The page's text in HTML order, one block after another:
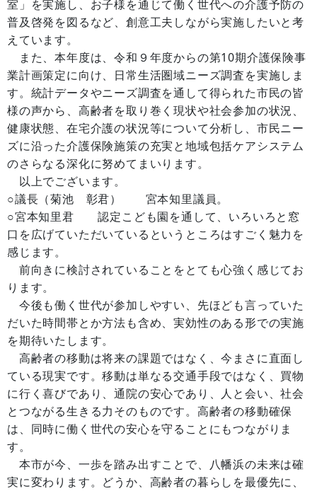
室」を実施し、お子様を通じて働く世代への介護予防の
普及啓発を図るなど、創意工夫しながら実施したいと考
えています。
また、本年度は、令和９年度からの第10期介護保険事
業計画策定に向け、日常生活圏域ニーズ調査を実施しま
す。統計データやニーズ調査を通して得られた市民の皆
様の声から、高齢者を取り巻く現状や社会参加の状況、
健康状態、在宅介護の状況等について分析し、市民ニー
ズに沿った介護保険施策の充実と地域包括ケアシステム
のさらなる深化に努めてまいります。
以上でございます。
○議長（菊池 彰君） 宮本知里議員。
○宮本知里君 認定こども園を通して、いろいろと窓
口を広げていただいているというところはすごく魅力を
感じます。
前向きに検討されていることをとても心強く感じてお
ります。
今後も働く世代が参加しやすい、先ほども言っていた
だいた時間帯とか方法も含め、実効性のある形での実施
を期待いたします。
高齢者の移動は将来の課題ではなく、今まさに直面し
ている現実です。移動は単なる交通手段ではなく、買物
に行く喜びであり、通院の安心であり、人と会い、社会
とつながる生きる力そのものです。高齢者の移動確保
は、同時に働く世代の安心を守ることにもつながりま
す。
本市が今、一歩を踏み出すことで、八幡浜の未来は確
実に変わります。どうか、高齢者の暮らしを最優先に、